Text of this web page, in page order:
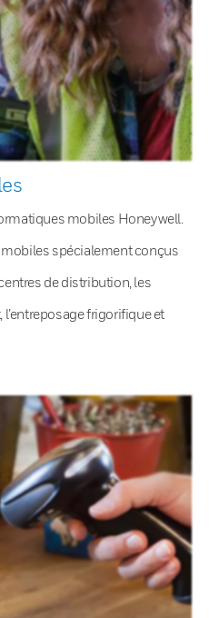
mobiles Honeywell.
spécialement conçus
de distribution, les
frigorifique et